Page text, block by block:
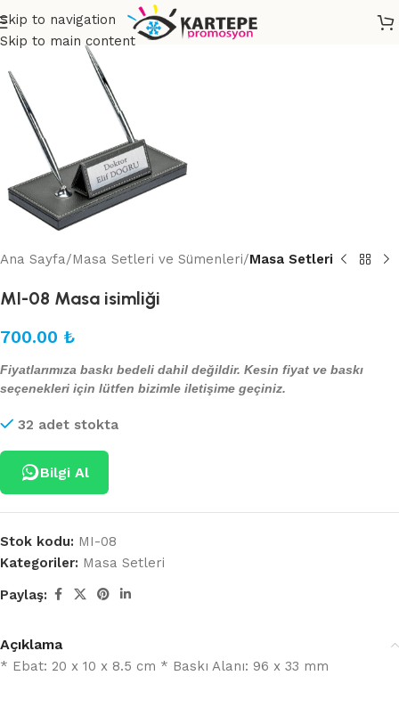
Skip to navigation
Skip to main content
Ana Sayfa Masa Setleri ve Sümenleri Masa Setleri
MI-08 Masa isimliği
700.00 ₺
Fiyatlarımıza baskı bedeli dahil değildir. Kesin fiyat ve baskı
seçenekleri için lütfen bizimle iletişime geçiniz.
32 adet stokta
Bilgi Al
Stok kodu: MI-08
Kategoriler: Masa Setleri
Paylaş:
Açıklama
* Ebat: 20 x 10 x 8.5 cm * Baskı Alanı: 96 x 33 mm